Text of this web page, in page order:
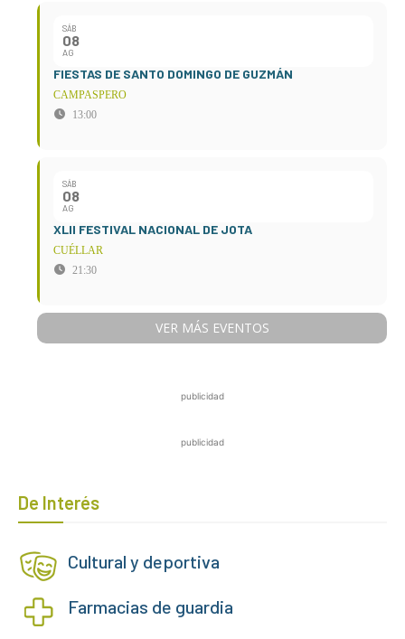
SÁB
08
AG
FIESTAS DE SANTO DOMINGO DE GUZMÁN
CAMPASPERO
13:00
SÁB
08
AG
XLII FESTIVAL NACIONAL DE JOTA
CUÉLLAR
21:30
VER MÁS EVENTOS
publicidad
publicidad
De Interés
Cultural y deportiva
Farmacias de guardia